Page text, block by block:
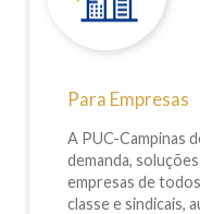
Para Empresas
A PUC-Campinas
demanda,
empresas de
classe e sindicais,